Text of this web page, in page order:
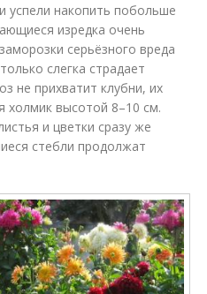
накопить побольше
изредка очень
серьёзного вреда
слегка страдает
не прихватит клубни, их
холмик высотой 8–10 см.
и цветки сразу же
стебли продолжат